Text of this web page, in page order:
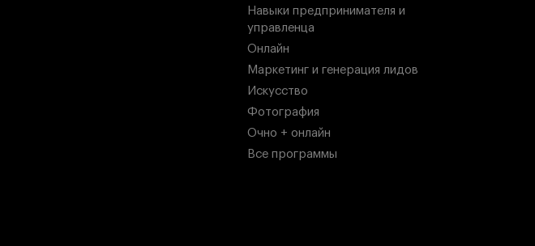
Навыки предпринимателя и
управленца
Онлайн
Маркетинг и генерация лидов
Искусство
Фотография
Очно + онлайн
Все программы